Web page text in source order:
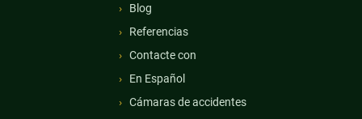
Blog
Referencias
Contacte con
En Español
Cámaras de accidentes